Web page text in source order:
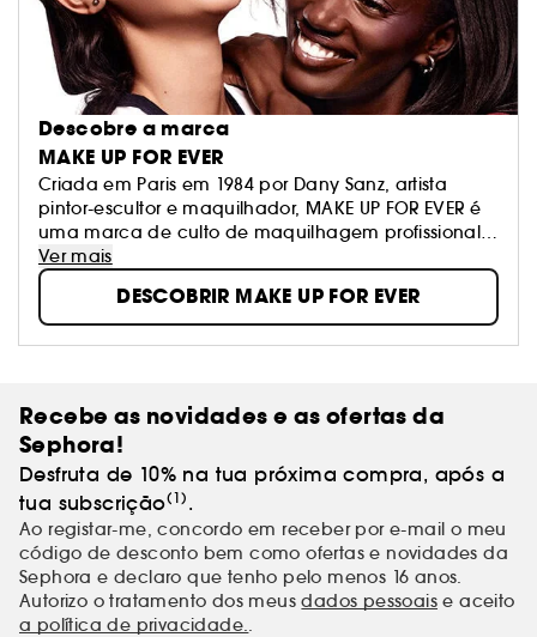
Descobre a marca
MAKE UP FOR EVER
Criada em Paris em 1984 por Dany Sanz, artista
pintor-escultor e maquilhador, MAKE UP FOR EVER é
uma marca de culto de maquilhagem profissional.
Utilizada tanto pelos Make Up Artists e celebridades
como pelo grande público, os produtos MAKE UP
FOR EVER permitem que todas se embelezem, mas
sobretudo que se exprimam. A divisa de MAKE UP
FOR EVER ?" A vida é um palco" - "A vida é uma
Ver mais
DESCOBRIR MAKE UP FOR EVER
Recebe as novidades e as ofertas da
Sephora!
Desfruta de 10% na tua próxima compra, após a
tua subscrição(1) .
Ao registar-me, concordo em receber por e-mail o meu
código de desconto bem como ofertas e novidades da
Sephora e declaro que tenho pelo menos 16 anos.
Autorizo o tratamento dos meusdados pessoais e aceito
a política de privacidade..